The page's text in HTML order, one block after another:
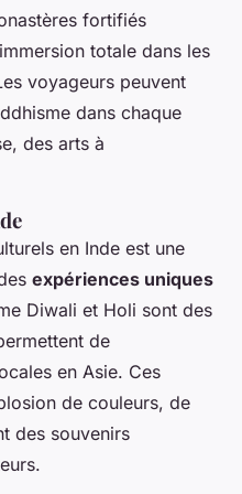
fortifiés
totale dans les
voyageurs peuvent
dans chaque
des arts à
en Inde est une
expériences uniques
Diwali et Holi sont des
de
en Asie. Ces
de couleurs, de
des souvenirs